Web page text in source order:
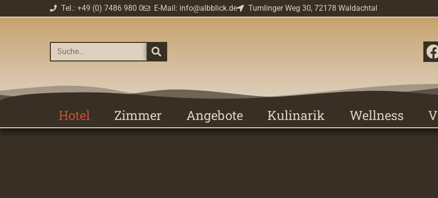
Tel.: +49 (0) 7486 980 0 E-Mail: info@albblick.de Tumlinger Weg 30, 72178 Waldachtal
Hotel Zimmer Angebote Kulinarik Wellness